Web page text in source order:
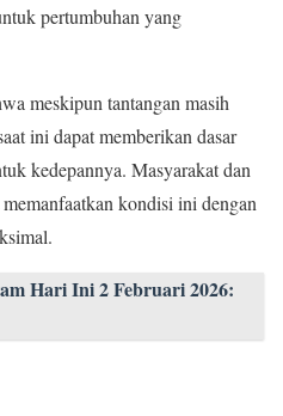
pertumbuhan yang
meskipun tantangan masih
ini dapat memberikan dasar
kedepannya. Masyarakat dan
kondisi ini dengan
Hari Ini 2 Februari 2026: